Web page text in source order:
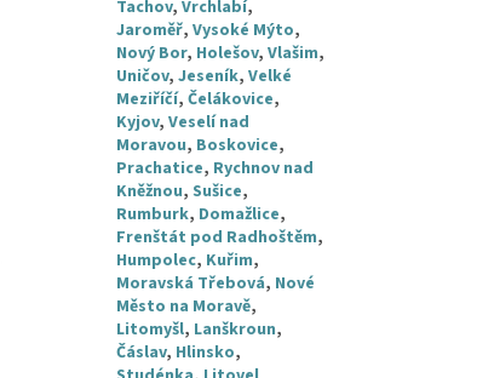
Tachov,Vrchlabí,
Jaroměř,Vysoké Mýto,
Nový Bor, Holešov,Vlašim,
Uničov,Jeseník,Velké
Meziříčí,Čelákovice,
Kyjov,Veselí nad
Moravou, Boskovice,
Prachatice, Rychnov nad
Kněžnou,Sušice,
Rumburk, Domažlice,
Frenštát pod Radhoštěm,
Humpolec, Kuřim,
Moravská Třebová, Nové
Město na Moravě,
Litomyšl, Lanškroun,
Čáslav, Hlinsko,